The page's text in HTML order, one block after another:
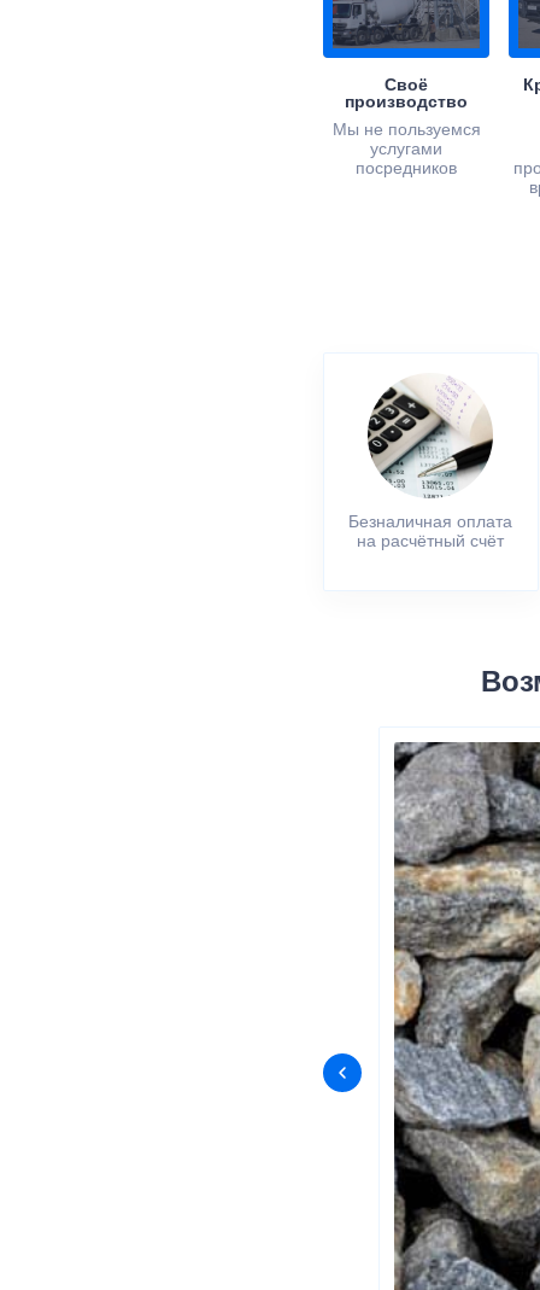
Своё
производство
Мы не пользуемся
услугами
посредников
Безналичная оплата
на расчётный счёт